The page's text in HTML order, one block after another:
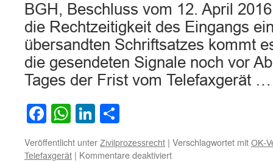
BGH, Beschluss vom 12. April
die Rechtzeitigkeit des Eingangs
übersandten Schriftsatzes kommt
die gesendeten Signale noch vor
Tages der Frist vom Telefaxgerät
Facebook
WhatsApp
LinkedIn
Veröffentlicht unter Zivilprozessrecht | Verschlagwortet mit OK-
Telefaxgerät | Kommentare deaktiviertfür